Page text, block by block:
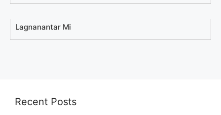
Lagnanantar Mi
Recent Posts